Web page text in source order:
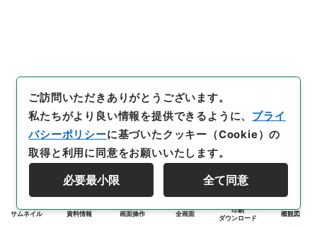
サムネイル 資料情報 画面操作 全画面
印刷
ダウンロード
概観図
ご訪問いただきありがとうございます。
私たちがより良い情報を提供できるように、 プライ
バシーポリシーに基づいたクッキー（Cookie）の
取得と利用に同意をお願いいたします。
必要最小限 全て同意